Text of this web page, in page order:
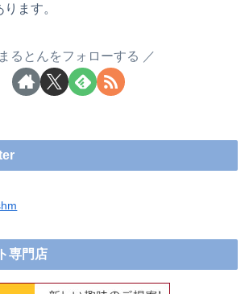
ます。
まるとんをフォローする
専門店